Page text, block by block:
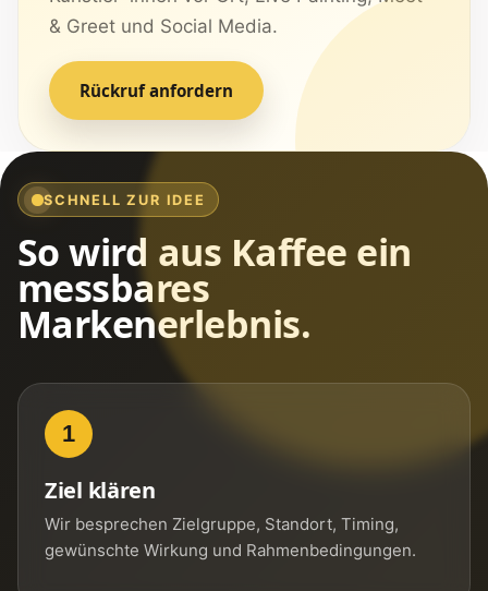
& Greet und Social Media.
Rückruf anfordern
SCHNELL ZUR IDEE
So wird aus Kaffee ein
messbares
Markenerlebnis.
1
Ziel klären
Wir besprechen Zielgruppe, Standort, Timing,
gewünschte Wirkung und Rahmenbedingungen.